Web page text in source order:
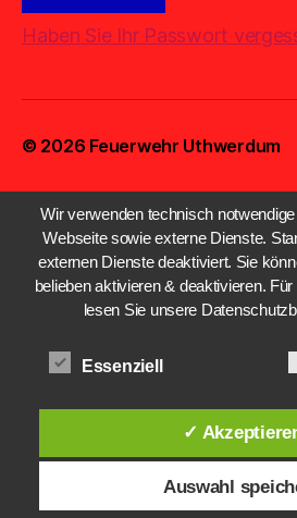
Haben Sie Ihr Passwort
© 2026 Feuerwehr Uthwerdum
Wir verwenden technisch
Webseite sowie externe Dienste.
externen Dienste deaktiviert. Sie
belieben aktivieren & deaktivieren.
lesen Sie unsere
Essenziell
✓
Auswahl